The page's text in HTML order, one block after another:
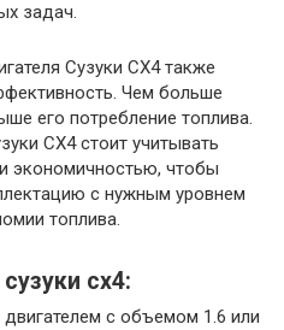
задач.
Сузуки СХ4 также
Чем больше
его потребление топлива.
СХ4 стоит учитывать
экономичностью, чтобы
с нужным уровнем
топлива.
сх4:
с объемом 1.6 или